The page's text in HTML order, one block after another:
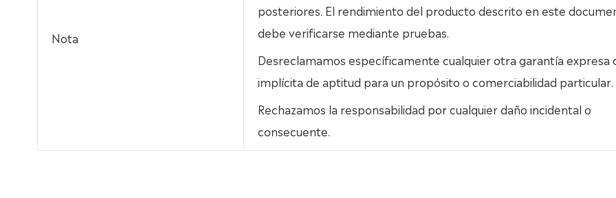
Nota
posteriores. El rendimiento del producto descrito en este
debe verificarse mediante pruebas.
Desreclamamos específicamente cualquier otra garantía expresa
implícita de aptitud para un propósito o comerciabilidad particular.
Rechazamos la responsabilidad por cualquier daño incidental o
consecuente.